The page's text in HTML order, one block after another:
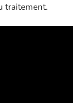
traitement.